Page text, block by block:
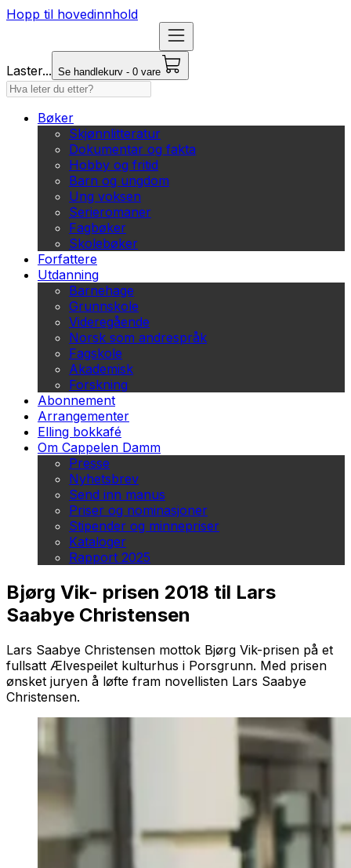
Hopp til hovedinnhold
Laster... Se handlekurv - 0 vare
Bøker
Skjønnlitteratur
Dokumentar og fakta
Hobby og fritid
Barn og ungdom
Ung voksen
Serieromaner
Fagbøker
Skolebøker
Forfattere
Utdanning
Barnehage
Grunnskole
Videregående
Norsk som andrespråk
Fagskole
Akademisk
Forskning
Abonnement
Arrangementer
Elling bokkafé
Om Cappelen Damm
Presse
Nyhetsbrev
Send inn manus
Priser og nominasjoner
Stipender og minnepriser
Kataloger
Rapport 2025
Bjørg Vik- prisen 2018 til Lars
Saabye Christensen
Lars Saabye Christensen mottok Bjørg Vik-prisen på et
fullsatt Ælvespeilet kulturhus i Porsgrunn. Med prisen
ønsket juryen å løfte fram novellisten Lars Saabye
Christensen.